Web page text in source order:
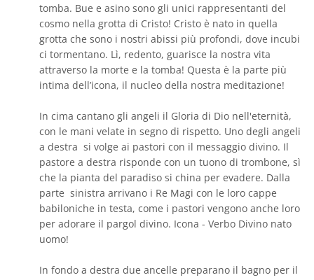
tomba. Bue e asino sono gli unici rappresentanti del
cosmo nella grotta di Cristo! Cristo è nato in quella
grotta che sono i nostri abissi più profondi, dove incubi
ci tormentano. Lì, redento, guarisce la nostra vita
attraverso la morte e la tomba! Questa è la parte più
intima dell’icona, il nucleo della nostra meditazione!
In cima cantano gli angeli il Gloria di Dio nell'eternità,
con le mani velate in segno di rispetto. Uno degli angeli
a destra si volge ai pastori con il messaggio divino. Il
pastore a destra risponde con un tuono di trombone, sì
che la pianta del paradiso si china per evadere. Dalla
parte sinistra arrivano i Re Magi con le loro cappe
babiloniche in testa, come i pastori vengono anche loro
per adorare il pargol divino. Icona - Verbo Divino nato
uomo!
In fondo a destra due ancelle preparano il bagno per il